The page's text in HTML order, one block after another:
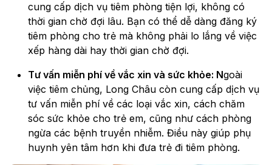
cung cấp dịch vụ tiêm phòng tiện lợi, không có
thời gian chờ đợi lâu. Bạn có thể dễ dàng đăng ký
tiêm phòng cho trẻ mà không phải lo lắng về việc
xếp hàng dài hay thời gian chờ đợi.
Tư vấn miễn phí về vắc xin và sức khỏe: Ngoài
việc tiêm chủng, Long Châu còn cung cấp dịch vụ
tư vấn miễn phí về các loại vắc xin, cách chăm
sóc sức khỏe cho trẻ em, cũng như cách phòng
ngừa các bệnh truyền nhiễm. Điều này giúp phụ
huynh yên tâm hơn khi đưa trẻ đi tiêm phòng.